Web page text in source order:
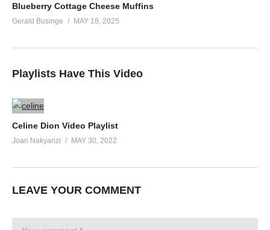
Blueberry Cottage Cheese Muffins
Gerald Businge MAY 18, 2025
Playlists Have This Video
Celine Dion Video Playlist
Joan Nakyanzi MAY 30, 2022
LEAVE YOUR COMMENT